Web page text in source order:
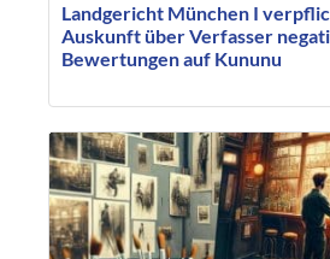
Landgericht München I
Auskunft über Verfasser
Bewertungen auf Kununu